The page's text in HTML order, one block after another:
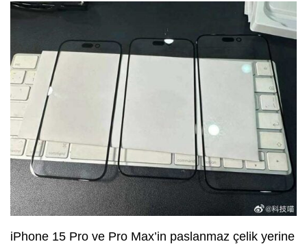
iPhone 15 Pro ve Pro Max’in paslanmaz çelik yerine